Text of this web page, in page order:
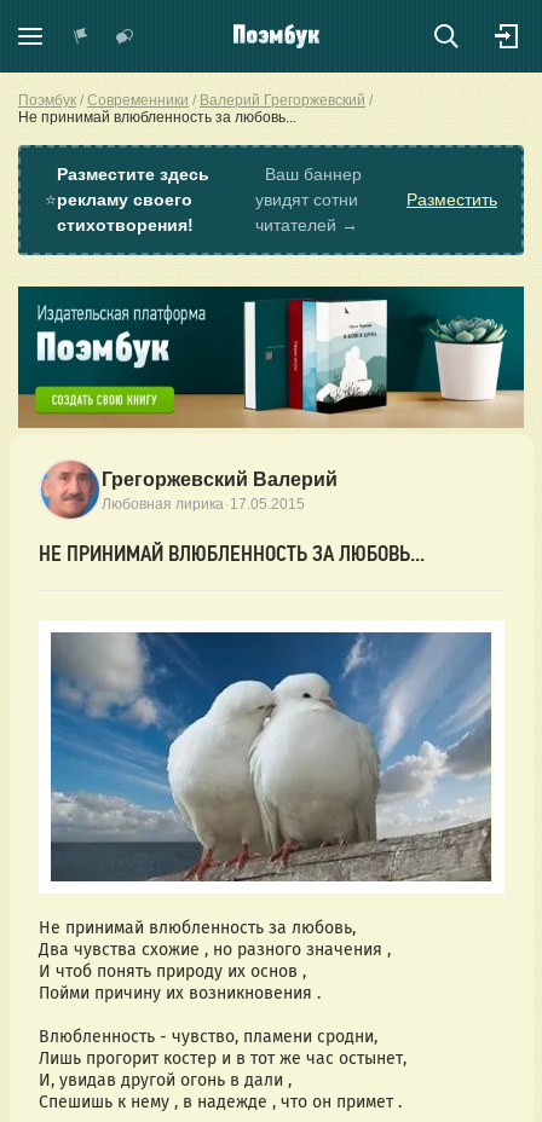
Поэмбук Современники
Валерий Грегоржевский
Не принимай влюбленность за любовь...
⭐
Разместите здесь
рекламу своего
стихотворения!
Ваш баннер
увидят сотни
читателей →
Разместить
Грегоржевский Валерий
Любовная лирика· 17.05.2015
НЕ ПРИНИМАЙ ВЛЮБЛЕННОСТЬ ЗА ЛЮБОВЬ...
Не принимай влюбленность за любовь,
Два чувства схожие , но разного значения ,
И чтоб понять природу их основ ,
Пойми причину их возникновения .
Влюбленность - чувство, пламени сродни,
Лишь прогорит костер и в тот же час остынет,
И, увидав другой огонь в дали ,
Спешишь к нему , в надежде , что он примет .